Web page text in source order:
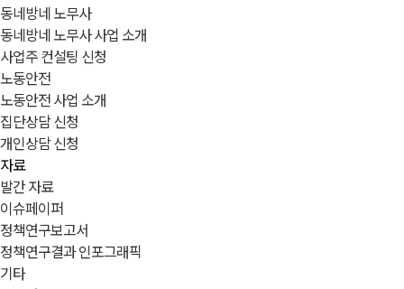
동네방네 노무사
동네방네 노무사 사업 소개
사업주 컨설팅 신청
노동안전
노동안전 사업 소개
집단상담 신청
개인상담 신청
자료
발간 자료
이슈페이퍼
정책연구보고서
정책연구결과 인포그래픽
기타